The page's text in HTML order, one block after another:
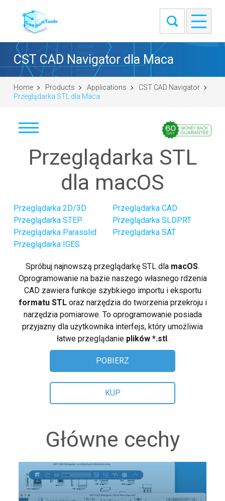
CST CAD Navigator dla Maca
Home Products Applications
CST CAD Navigator
Przeglądarka STL dla Maca
Pobierz
Windows (64-bit)
macOS (universal DMG)
Linux (.deb 64-bit)
Linux (.rpm 64-bit)
Zadaj pytanie
Recenzje klientów
Pomoc
Przeglądarka STL
dla macOS
Przeglądarka 2D/3D
Przeglądarka CAD
Przeglądarka STEP
Przeglądarka SLDPRT
Przeglądarka Parasolid
Przeglądarka SAT
Przeglądarka IGES
Spróbuj najnowszą przeglądarkę STL dla macOS.
Oprogramowanie na bazie naszego własnego rdzenia
CAD zawiera funkcje szybkiego importu i eksportu
formatu STLoraz narzędzia do tworzenia przekroju i
narzędzia pomiarowe. To oprogramowanie posiada
przyjazny dla użytkownika interfejs, który umożliwia
łatwe przeglądanie plików *.stl.
POBIERZ
KUP
Główne cechy